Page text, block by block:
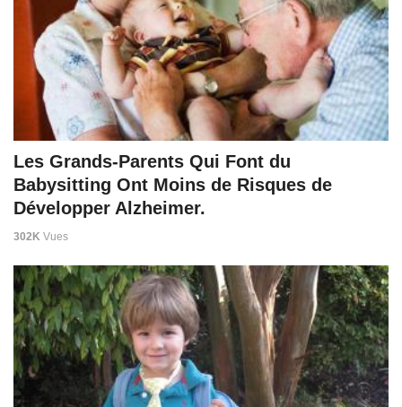
Les Grands-Parents Qui Font du
Babysitting Ont Moins de Risques de
Développer Alzheimer.
302K Vues